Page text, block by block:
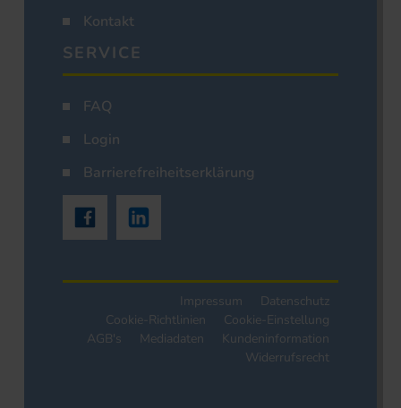
Kontakt
SERVICE
FAQ
Login
Barrierefreiheitserklärung
Impressum
Datenschutz
Cookie-Richtlinien
Cookie-Einstellung
AGB's
Mediadaten
Kundeninformation
Widerrufsrecht